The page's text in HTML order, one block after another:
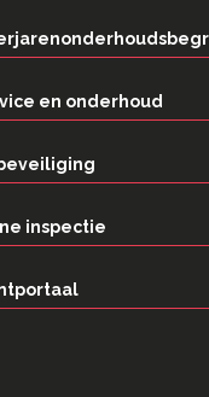
en onderhoud
inspectie